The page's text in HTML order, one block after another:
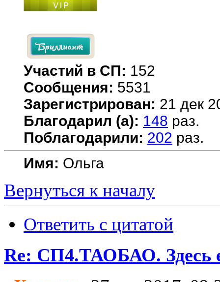
Участий в СП: 152
Сообщения: 5531
Зарегистрирован: 21 дек
Благодарил (а): 148 раз.
Поблагодарили: 202 раз.
Имя: Ольга
Вернуться к началу
Ответить с цитатой
Re: СП4.ТАОБАО. Здесь